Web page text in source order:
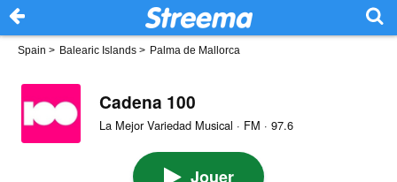
Spain > Balearic Islands > Palma de Mallorca
Cadena 100
La Mejor Variedad Musical · FM · 97.6
Jouer